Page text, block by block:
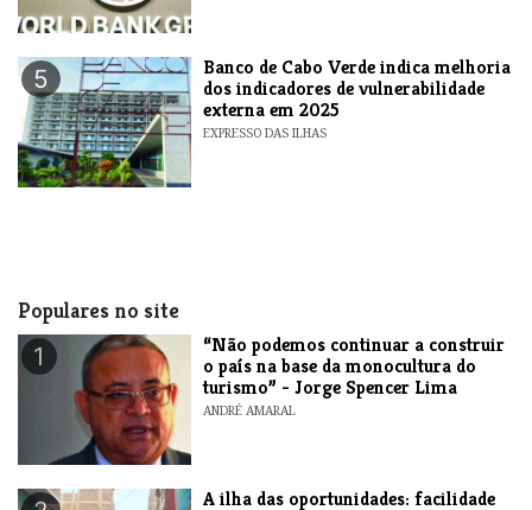
5
Banco de Cabo Verde indica melhoria
dos indicadores de vulnerabilidade
externa em 2025
EXPRESSO DAS ILHAS
Populares no site
1
“Não podemos continuar a construir
o país na base da monocultura do
turismo” - Jorge Spencer Lima
ANDRÉ AMARAL
A ilha das oportunidades: facilidade